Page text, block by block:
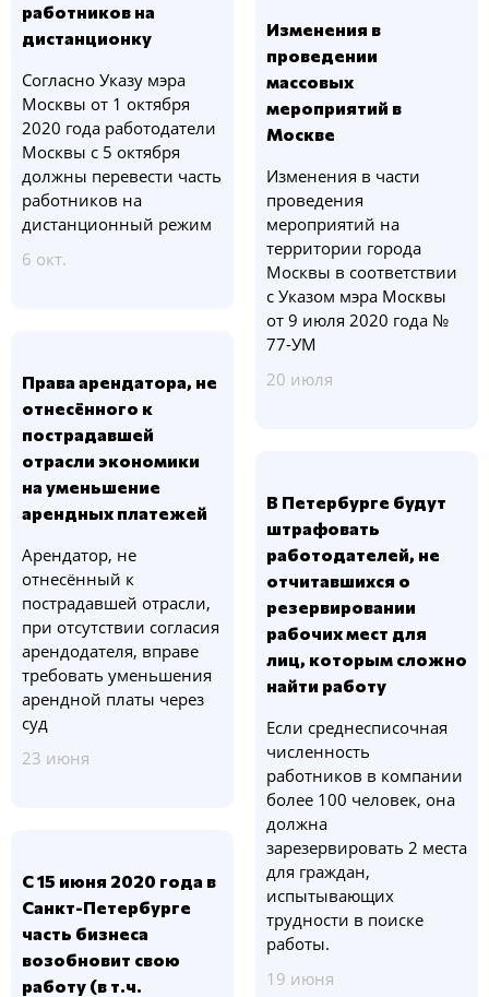
работников на
дистанционку
Согласно Указу мэра
Москвы от 1 октября
2020 года работодатели
Москвы с 5 октября
должны перевести часть
работников на
дистанционный режим
6 окт.
Изменения в
проведении
массовых
мероприятий в
Москве
Изменения в части
проведения
мероприятий на
территории города
Москвы в соответствии
с Указом мэра Москвы
от 9 июля 2020 года №
77-УМ
20 июля
Права арендатора, не
отнесённого к
пострадавшей
отрасли экономики
на уменьшение
арендных платежей
Арендатор, не
отнесённый к
пострадавшей отрасли,
при отсутствии согласия
арендодателя, вправе
требовать уменьшения
арендной платы через
суд
23 июня
В Петербурге будут
штрафовать
работодателей, не
отчитавшихся о
резервировании
рабочих мест для
лиц, которым сложно
найти работу
Если среднесписочная
численность
работников в компании
более 100 человек, она
должна
зарезервировать 2 места
для граждан,
испытывающих
трудности в поиске
работы.
19 июня
С 15 июня 2020 года в
Санкт-Петербурге
часть бизнеса
возобновит свою
работу (в т.ч.